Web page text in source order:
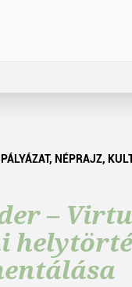
NÉPRAJZ,
–